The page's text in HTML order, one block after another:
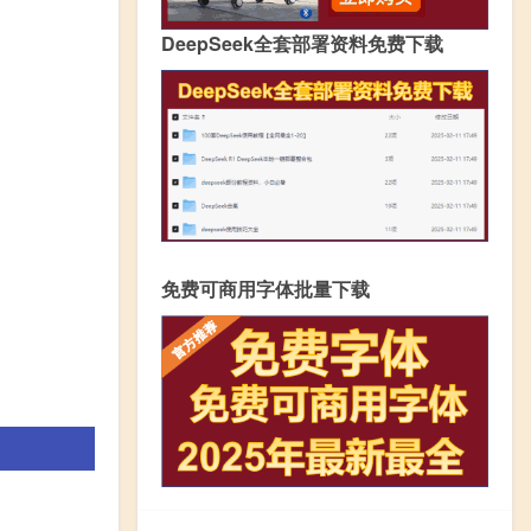
DeepSeek全套部署资料免费下载
免费可商用字体批量下载